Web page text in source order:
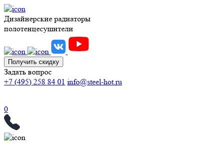
Дизайнерские радиаторы
полотенцесушители
Получить скидку
Задать вопрос
+7 (495) 258 84 01 info@steel-hot.ru
0